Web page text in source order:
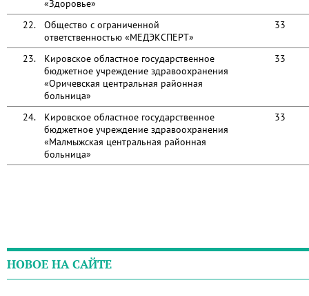
«Здоровье»
22.
Общество с ограниченной
ответственностью «МЕДЭКСПЕРТ»
33
23.
Кировское областное государственное
бюджетное учреждение здравоохранения
«Оричевская центральная районная
больница»
33
24.
Кировское областное государственное
бюджетное учреждение здравоохранения
«Малмыжская центральная районная
больница»
33
НОВОЕ НА САЙТЕ